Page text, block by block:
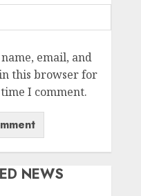
email, and
this browser for
I comment.
NEWS